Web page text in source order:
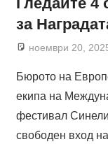
за
ноември 20,
Бюрото на
екипа на
фестивал
свободен вход